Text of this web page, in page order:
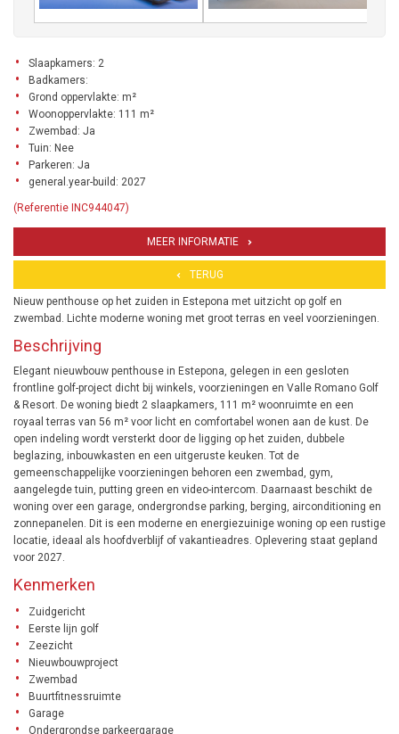
Slaapkamers: 2
Badkamers:
Grond oppervlakte: m²
Woonoppervlakte: 111 m²
Zwembad: Ja
Tuin: Nee
Parkeren: Ja
general.year-build: 2027
(Referentie INC944047)
MEER INFORMATIE
TERUG
Nieuw penthouse op het zuiden in Estepona met uitzicht op golf en
zwembad. Lichte moderne woning met groot terras en veel voorzieningen.
Beschrijving
Elegant nieuwbouw penthouse in Estepona, gelegen in een gesloten
frontline golf-project dicht bij winkels, voorzieningen en Valle Romano Golf
& Resort. De woning biedt 2 slaapkamers, 111 m² woonruimte en een
royaal terras van 56 m² voor licht en comfortabel wonen aan de kust. De
open indeling wordt versterkt door de ligging op het zuiden, dubbele
beglazing, inbouwkasten en een uitgeruste keuken. Tot de
gemeenschappelijke voorzieningen behoren een zwembad, gym,
aangelegde tuin, putting green en video-intercom. Daarnaast beschikt de
woning over een garage, ondergrondse parking, berging, airconditioning en
zonnepanelen. Dit is een moderne en energiezuinige woning op een rustige
locatie, ideaal als hoofdverblijf of vakantieadres. Oplevering staat gepland
voor 2027.
Kenmerken
Zuidgericht
Eerste lijn golf
Zeezicht
Nieuwbouwproject
Zwembad
Buurtfitnessruimte
Garage
Ondergrondse parkeergarage